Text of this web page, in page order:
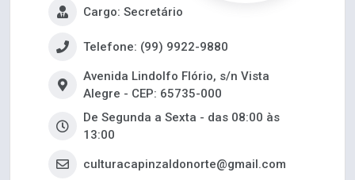
Cargo: Secretário
Telefone: (99) 9922-9880
Avenida Lindolfo Flório, s/n Vista
Alegre - CEP: 65735-000
De Segunda a Sexta - das 08:00 às
13:00
culturacapinzaldonorte@gmail.com